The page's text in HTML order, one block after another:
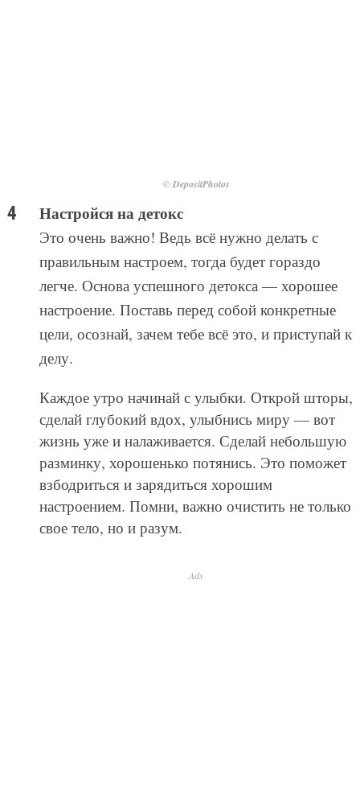
© DepositPhotos
Настройся на детокс
Это очень важно! Ведь всё нужно делать с
правильным настроем, тогда будет гораздо
легче. Основа успешного детокса — хорошее
настроение. Поставь перед собой конкретные
цели, осознай, зачем тебе всё это, и приступай к
делу.
Каждое утро начинай с улыбки. Открой шторы,
сделай глубокий вдох, улыбнись миру — вот
жизнь уже и налаживается. Сделай небольшую
разминку, хорошенько потянись. Это поможет
взбодриться и зарядиться хорошим
настроением. Помни, важно очистить не только
свое тело, но и разум.
Ads